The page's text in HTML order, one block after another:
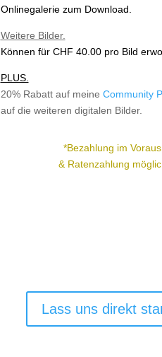
Onlinegalerie zum Download.
Weitere Bilder.
Können für CHF 40.00 pro Bild
PLUS.
20% Rabatt auf meine Community
auf die weiteren digitalen Bilder.
*Bezahlung im Voraus
& Ratenzahlung
Lass uns direkt